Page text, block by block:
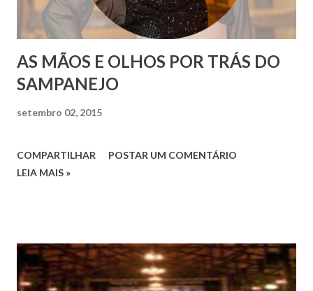
AS MÃOS E OLHOS POR TRÁS DO
SAMPANEJO
setembro 02, 2015
COMPARTILHAR
POSTAR UM COMENTÁRIO
LEIA MAIS »